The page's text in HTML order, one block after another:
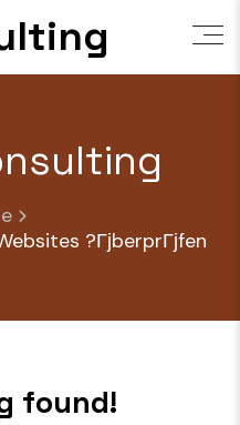
?ГјberprГјfen
found!